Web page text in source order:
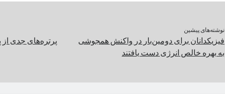
نوشته‌های پیشین
فیزیکدانان برای دومین‌بار در واکنش همجوشی
به بهره خالص انرژی دست یافتند
پرتره‌های جدی از